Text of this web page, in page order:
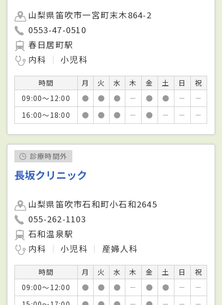
山梨県笛吹市一宮町末木864-2
0553-47-0510
春日居町駅
内科
小児科
時間 月 火 水 木 金 土 日
祝
09:00～12:00
● ● ● － ● ● －
－
16:00～18:00
● ● ● － ● － － －
診療時間外
長坂クリニック
山梨県笛吹市石和町小石和2645
055-262-1103
石和温泉駅
内科
小児科 産婦人科
時間 月 火 水 木 金 土 日
祝
09:00～12:00
● ● ● － ● ● －
－